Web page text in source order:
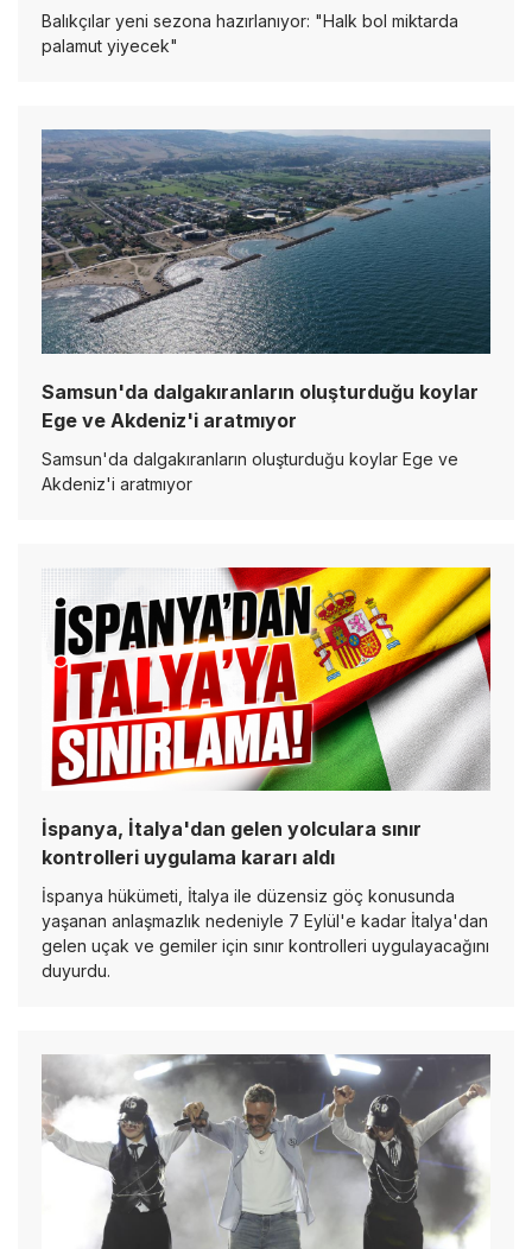
Balıkçılar yeni sezona hazırlanıyor: "Halk bol miktarda
palamut yiyecek"
Samsun'da dalgakıranların oluşturduğu koylar
Ege ve Akdeniz'i aratmıyor
Samsun'da dalgakıranların oluşturduğu koylar Ege ve
Akdeniz'i aratmıyor
İspanya, İtalya'dan gelen yolculara sınır
kontrolleri uygulama kararı aldı
İspanya hükümeti, İtalya ile düzensiz göç konusunda
yaşanan anlaşmazlık nedeniyle 7 Eylül'e kadar İtalya'dan
gelen uçak ve gemiler için sınır kontrolleri uygulayacağını
duyurdu.